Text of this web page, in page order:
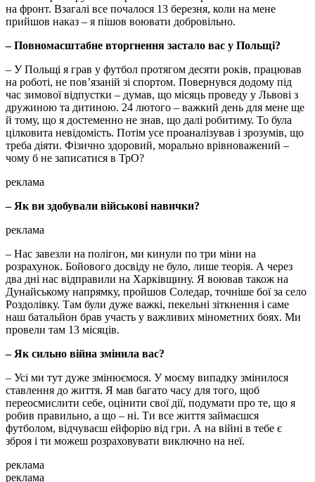
на фронт. Взагалі все почалося 13 березня, коли на мене
прийшов наказ – я пішов воювати добровільно.
– Повномасштабне вторгнення застало вас у Польщі?
– У Польщі я грав у футбол протягом десяти років, працював
на роботі, не пов’язаній зі спортом. Повернувся додому під
час зимової відпустки – думав, що місяць проведу у Львові з
дружиною та дитиною. 24 лютого – важкий день для мене ще
й тому, що я достеменно не знав, що далі робитиму. То була
цілковита невідомість. Потім усе проаналізував і зрозумів, що
треба діяти. Фізично здоровий, морально врівноважений –
чому б не записатися в ТрО?
реклама
– Як ви здобували військові навички?
реклама
– Нас завезли на полігон, ми кинули по три міни на
розрахунок. Бойового досвіду не було, лише теорія. А через
два дні нас відправили на Харківщину. Я воював також на
Дунайському напрямку, пройшов Соледар, точніше бої за село
Роздолівку. Там були дуже важкі, пекельні зіткнення і саме
наш батальйон брав участь у важливих мінометних боях. Ми
провели там 13 місяців.
– Як сильно війна змінила вас?
– Усі ми тут дуже змінюємося. У моєму випадку змінилося
ставлення до життя. Я мав багато часу для того, щоб
переосмислити себе, оцінити свої дії, подумати про те, що я
робив правильно, а що – ні. Ти все життя займаєшся
футболом, відчуваєш ейфорію від гри. А на війні в тебе є
зброя і ти можеш розраховувати виключно на неї.
реклама
реклама